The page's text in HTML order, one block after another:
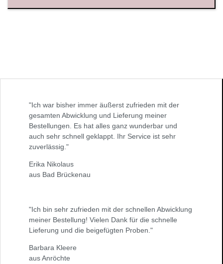
"Ich war bisher immer äußerst zufrieden mit der
gesamten Abwicklung und Lieferung meiner
Bestellungen. Es hat alles ganz wunderbar und
auch sehr schnell geklappt. Ihr Service ist sehr
zuverlässig."
Erika Nikolaus
aus Bad Brückenau
"Ich bin sehr zufrieden mit der schnellen Abwicklung
meiner Bestellung! Vielen Dank für die schnelle
Lieferung und die beigefügten Proben."
Barbara Kleere
aus Anröchte